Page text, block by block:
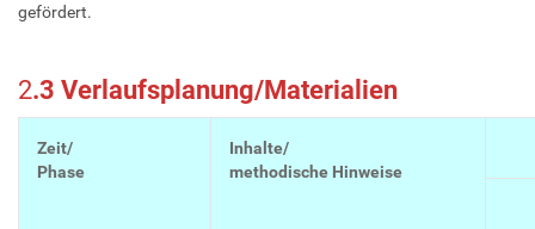
gefördert.
2.3 Verlaufsplanung/Materialien
Zeit/
Phase
Inhalte/
methodische Hinweise